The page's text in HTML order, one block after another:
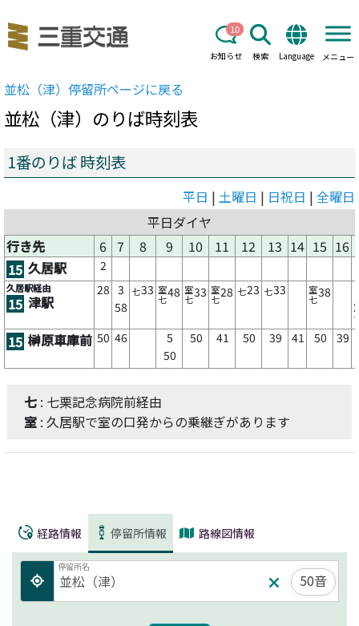
お知らせ
10
検索 Language メニュー
並松（津） 停留所ページに戻る
並松（津） のりば時刻表
1番のりば 時刻表
平日 | 土曜日 | 日祝日 | 全曜日
平日ダイヤ
行き先
6 7 8 9 10 11 12 13 14 15 16
15 久居駅 2
久居駅経由
15 津駅
28 3
58
七33 室
七48 室
七33 室
七28 七23 七33 室
七38
15 榊原車庫前 50 46
5
50
50 41 50 39 41 50 39
七 : 七栗記念病院前経由
室 : 久居駅で室の口発からの乗継ぎがあります
経路情報 停留所情報 路線図情報
停留所名
50音